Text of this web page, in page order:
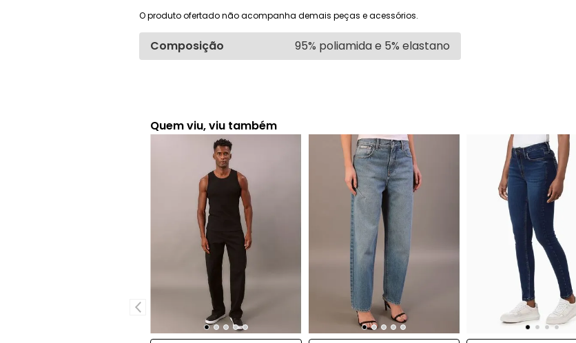
O produto ofertado não acompanha demais peças e acessórios.
Composição 95% poliamida e 5% elastano
Quem viu, viu também